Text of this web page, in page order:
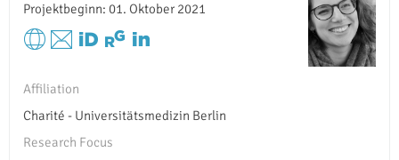
Projektbeginn: 01. Oktober 2021
Affiliation
Charité - Universitätsmedizin Berlin
Research Focus